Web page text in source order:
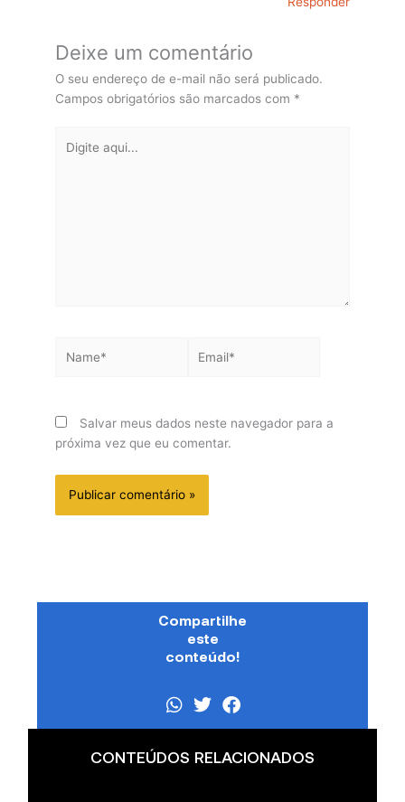
Deixe um comentário
O seu endereço de e-mail não será publicado.
Campos obrigatórios são marcados com *
aqui...
Salvar meus dados neste navegador para a
próxima vez que eu comentar.
Compartilhe
este
conteúdo!
CONTEÚDOS RELACIONADOS